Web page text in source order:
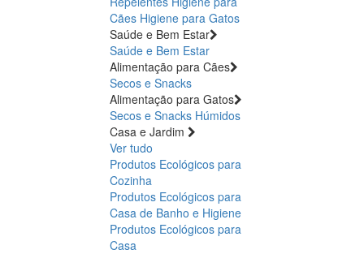
Cães Higiene para Gatos
Saúde e Bem Estar
Saúde e Bem Estar
Alimentação para Cães
Secos e Snacks
Alimentação para Gatos
Secos e Snacks Húmidos
Casa e Jardim
Ver tudo
Produtos Ecológicos para
Cozinha
Produtos Ecológicos para
Casa de Banho e Higiene
Produtos Ecológicos para
Casa